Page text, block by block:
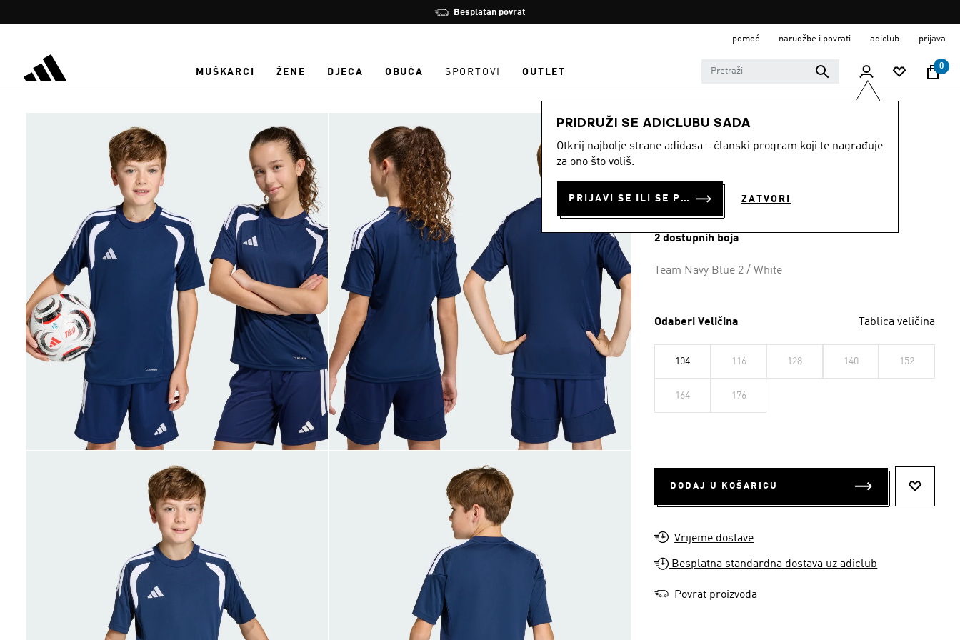
Zaustavi
rotaciju
Besplatan povrat
pomoć narudžbe i povrati adiclub prijava
MUŠKARCI ŽENE DJECA OBUĆA SPORTOVI OUTLET
0
PRIDRUŽI SE ADICLUBU SADA
Otkrij najbolje strane adidasa - članski program koji te nagrađuje
za ono što voliš.
PRIJAVI SE ILI SE PRIDRUŽI SADA ZATVORI
DJECA Odjeća
DJEČJI DRES
TIRO26 LEAGUE
€ 20.00
2 dostupnih boja
Team Navy Blue 2 / White
Odaberi Veličina Tablica veličina
104 116 128 140 152
164 176
DODAJ U KOŠARICU
Vrijeme dostave
Besplatna standardna dostava uz adiclub
Povrat proizvoda